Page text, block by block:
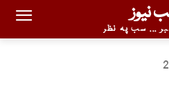
نیوز
... سب پہ نظر